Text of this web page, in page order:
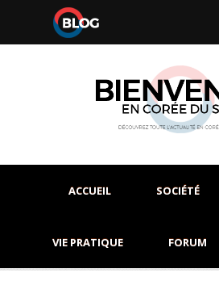
ACCUEIL SOCIÉTÉ
VIE PRATIQUE FORUM